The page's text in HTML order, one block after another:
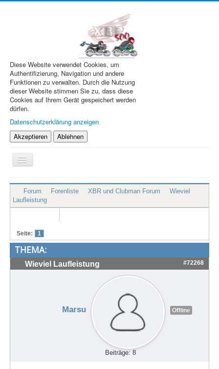
Diese Website verwendet Cookies, um
Authentifizierung, Navigation und andere
Funktionen zu verwalten. Durch die Nutzung
dieser Website stimmen Sie zu, dass diese
Cookies auf Ihrem Gerät gespeichert werden
dürfen.
Datenschutzerklärung anzeigen
Akzeptieren
Ablehnen
Navigation
an/aus
XBR.de
Technik
Treffen & Touren
Cafe-Ecke
Suche
Forum Forenliste XBR und Clubman Forum
Wieviel
Laufleistung
Seite: 1
THEMA:
Wieviel Laufleistung #72268
Marsu Offline
Beiträge: 8